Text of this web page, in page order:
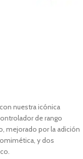
nuestra icónica
de rango
mejorado por la adición
y dos